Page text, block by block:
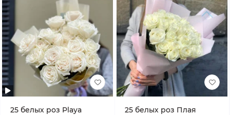
25 белых роз Playa
25 белых роз Плая